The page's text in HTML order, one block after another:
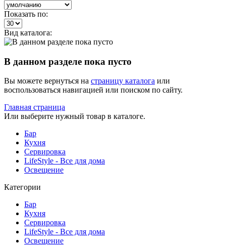
Показать по:
Вид каталога:
В данном разделе пока пусто
Вы можете вернуться на страницу каталога или
воспользоваться навигацией или поиском по сайту.
Главная страница
Или выберите нужный товар в каталоге.
Бар
Кухня
Сервировка
LifeStyle - Все для дома
Освещение
Категории
Бар
Кухня
Сервировка
LifeStyle - Все для дома
Освещение